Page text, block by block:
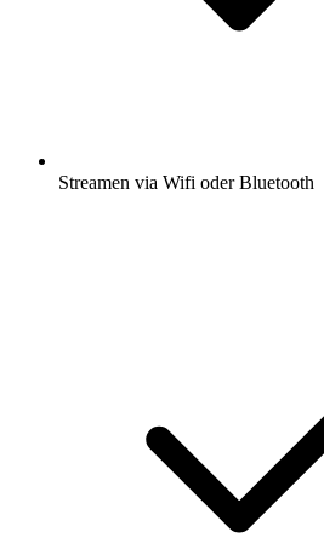
Streamen via Wifi oder Bluetooth